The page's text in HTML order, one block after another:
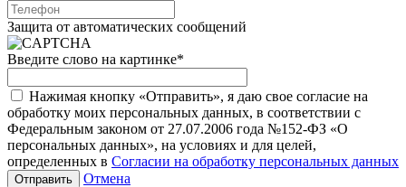
Защита от автоматических сообщений
Введите слово на картинке*
Нажимая кнопку «Отправить», я даю свое согласие на
обработку моих персональных данных, в соответствии с
Федеральным законом от 27.07.2006 года №152-ФЗ «О
персональных данных», на условиях и для целей,
определенных в Согласии на обработку персональных данных
Отмена